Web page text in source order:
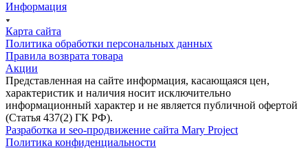
Информация
Карта сайта
Политика обработки персональных данных
Правила возврата товара
Акции
Представленная на сайте информация, касающаяся цен,
характеристик и наличия носит исключительно
информационный характер и не является публичной офертой
(Статья 437(2) ГК РФ).
Разработка и seo-продвижение сайта Mary Project
Политика конфиденциальности